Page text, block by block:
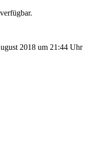
2018 um 21:44 Uhr